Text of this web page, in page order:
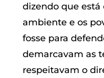
dizendo que
ambiente e os
fosse para
demarcavam as
respeitavam o